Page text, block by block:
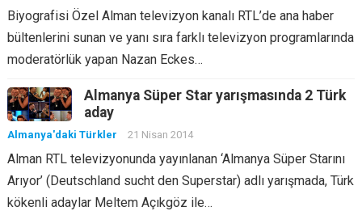
Biyografisi Özel Alman televizyon kanalı RTL’de ana haber
bültenlerini sunan ve yanı sıra farklı televizyon programlarında
moderatörlük yapan Nazan Eckes…
Almanya Süper Star yarışmasında 2 Türk
aday
Almanya'daki Türkler 21 Nisan 2014
Alman RTL televizyonunda yayınlanan ‘Almanya Süper Starını
Arıyor’ (Deutschland sucht den Superstar) adlı yarışmada, Türk
kökenli adaylar Meltem Açıkgöz ile…